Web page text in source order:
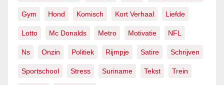
Gym Hond Komisch Kort Verhaal Liefde
Lotto Mc Donalds Metro Motivatie NFL
Ns Onzin Politiek Rijmpje Satire Schrijven
Sportschool Stress Suriname Tekst Trein